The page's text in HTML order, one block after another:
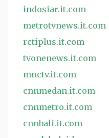
indosiar.it.com
metrotvnews.it.com
rctiplus.it.com
tvonenews.it.com
mnctv.it.com
cnnmedan.it.com
cnnmetro.it.com
cnnbali.it.com